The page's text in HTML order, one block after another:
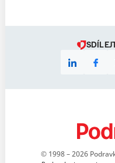
© 1998 – 2026